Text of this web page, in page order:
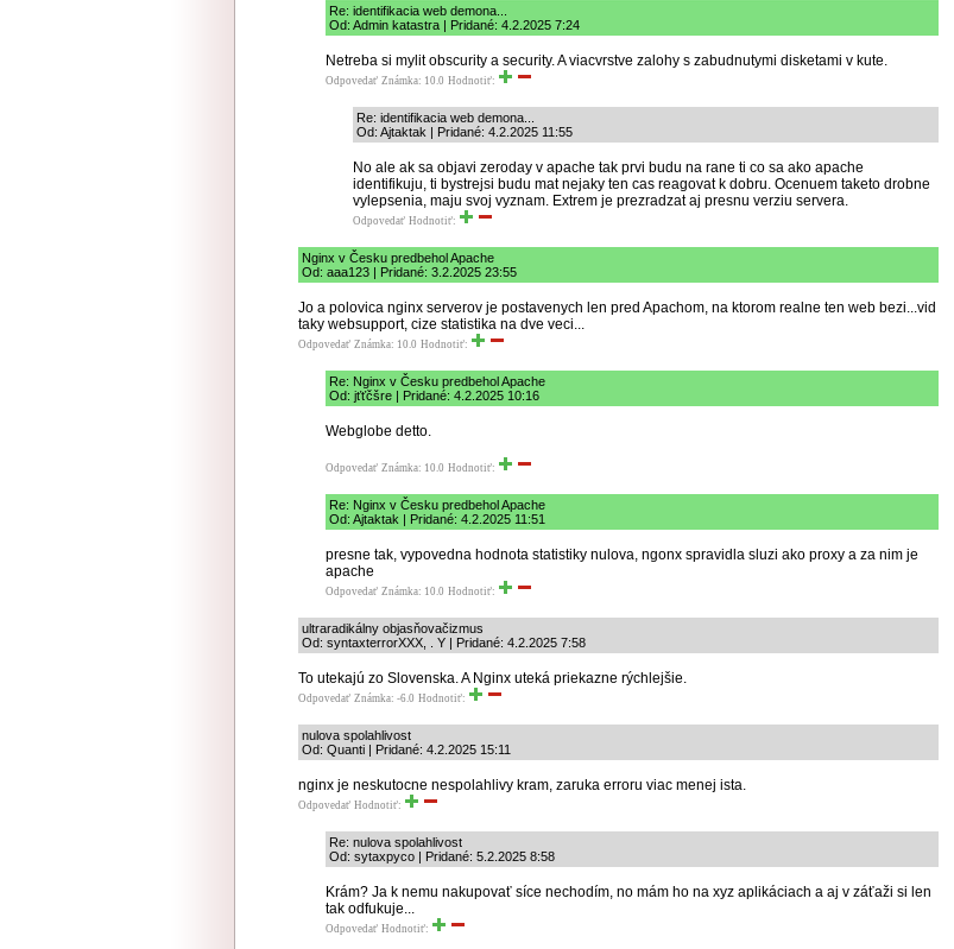
Re: identifikacia web demona...
Od: Admin katastra | Pridané: 4.2.2025 7:24
Netreba si mylit obscurity a security. A viacvrstve zalohy s zabudnutymi disketami v kute.
Odpovedať Známka: 10.0 Hodnotiť:
Re: identifikacia web demona...
Od: Ajtaktak | Pridané: 4.2.2025 11:55
No ale ak sa objavi zeroday v apache tak prvi budu na rane ti co sa ako apache
identifikuju, ti bystrejsi budu mat nejaky ten cas reagovat k dobru. Ocenuem taketo drobne
vylepsenia, maju svoj vyznam. Extrem je prezradzat aj presnu verziu servera.
Odpovedať Hodnotiť:
Nginx v Česku predbehol Apache
Od: aaa123 | Pridané: 3.2.2025 23:55
Jo a polovica nginx serverov je postavenych len pred Apachom, na ktorom realne ten web bezi...vid
taky websupport, cize statistika na dve veci...
Odpovedať Známka: 10.0 Hodnotiť:
Re: Nginx v Česku predbehol Apache
Od: jťťčšre | Pridané: 4.2.2025 10:16
Webglobe detto.
Odpovedať Známka: 10.0 Hodnotiť:
Re: Nginx v Česku predbehol Apache
Od: Ajtaktak | Pridané: 4.2.2025 11:51
presne tak, vypovedna hodnota statistiky nulova, ngonx spravidla sluzi ako proxy a za nim je
apache
Odpovedať Známka: 10.0 Hodnotiť:
ultraradikálny objasňovačizmus
Od: syntaxterrorXXX, . Y | Pridané: 4.2.2025 7:58
To utekajú zo Slovenska. A Nginx uteká priekazne rýchlejšie.
Odpovedať Známka: -6.0 Hodnotiť:
nulova spolahlivost
Od: Quanti | Pridané: 4.2.2025 15:11
nginx je neskutocne nespolahlivy kram, zaruka erroru viac menej ista.
Odpovedať Hodnotiť:
Re: nulova spolahlivost
Od: sytaxpyco | Pridané: 5.2.2025 8:58
Krám? Ja k nemu nakupovať síce nechodím, no mám ho na xyz aplikáciach a aj v záťaži si len
tak odfukuje...
Odpovedať Hodnotiť: